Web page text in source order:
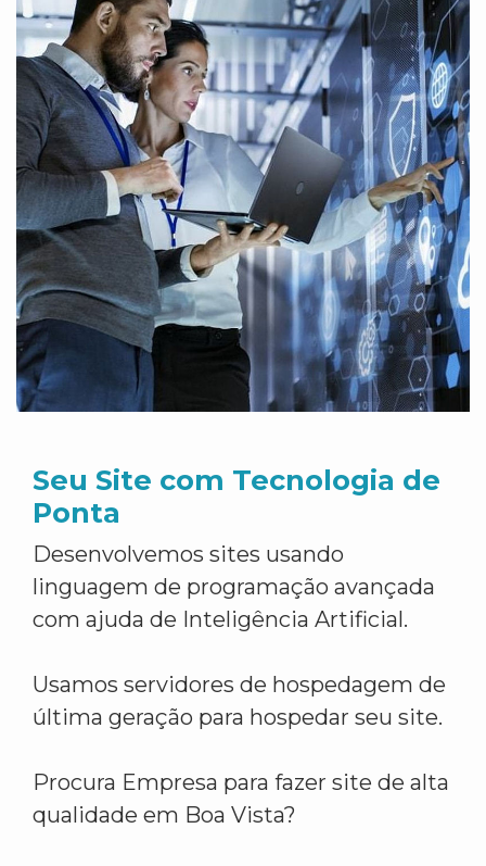
Seu Site com Tecnologia de
Ponta
Desenvolvemos sites usando
linguagem de programação avançada
com ajuda de Inteligência Artificial.
Usamos servidores de hospedagem de
última geração para hospedar seu site.
Procura Empresa para fazer site de alta
qualidade em Boa Vista?